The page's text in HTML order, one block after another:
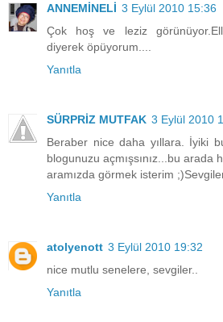
ANNEMİNELİ 3 Eylül 2010 15:36
Çok hoş ve leziz
diyerek öpüyorum....
Yanıtla
SÜRPRİZ MUTFAK 3 Eylül 2010
Beraber nice daha yıllara. İyiki
blogunuzu açmışsınız...bu arada
aramızda görmek isterim
Yanıtla
atolyenott 3 Eylül 2010 19:32
nice mutlu senelere, sevgiler..
Yanıtla